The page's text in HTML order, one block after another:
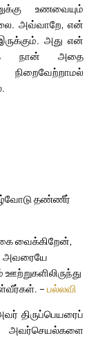
உணவையும்
அவ்வாறே, என்
இருக்கும். அது என்
நான் அதை
தண்ணீர்
வைக்கிறேன்,
அவரையே
ஊற்றுகளிலிருந்து
– பல்லவி
திருப்பெயரைப்